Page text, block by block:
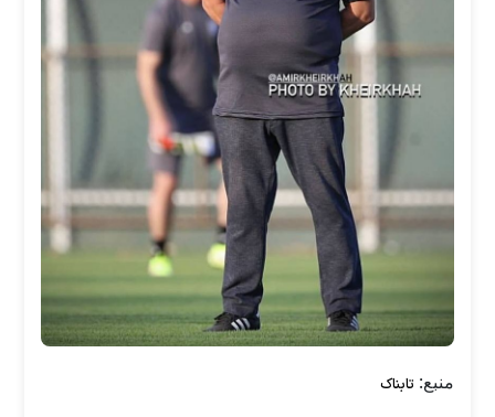
منبع: تابناک